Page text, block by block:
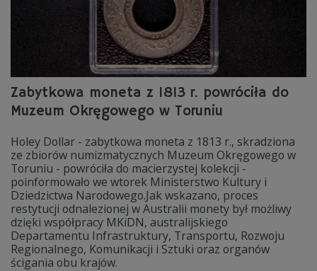
Zabytkowa moneta z 1813 r. powróciła do
Muzeum Okręgowego w Toruniu
Holey Dollar - zabytkowa moneta z 1813 r., skradziona
ze zbiorów numizmatycznych Muzeum Okręgowego w
Toruniu - powróciła do macierzystej kolekcji -
poinformowało we wtorek Ministerstwo Kultury i
Dziedzictwa Narodowego.Jak wskazano, proces
restytucji odnalezionej w Australii monety był możliwy
dzięki współpracy MKiDN, australijskiego
Departamentu Infrastruktury, Transportu, Rozwoju
Regionalnego, Komunikacji i Sztuki oraz organów
ścigania obu krajów.